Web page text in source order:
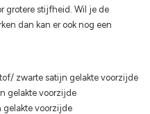
grotere stijfheid. Wil je de
dan kan er ook nog een
zwarte satijn gelakte voorzijde
gelakte voorzijde
voorzijde